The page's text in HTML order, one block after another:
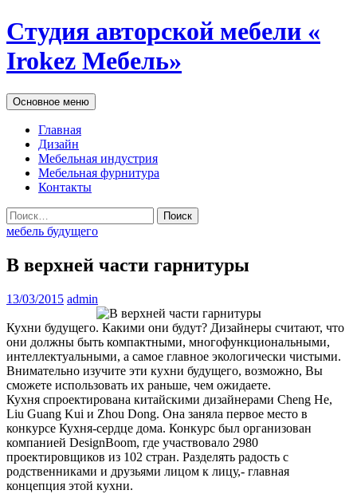
Студия авторской мебели «
Irokez Мебель»
Поиск
Основное меню Перейти
к
Главная
Дизайн
Мебельная индустрия
Мебельная фурнитура
Контакты
Найти:
мебель будущего
В верхней части гарнитуры
13/03/2015 admin
Кухни будущего. Какими они будут? Дизайнеры считают, что
они должны быть компактными, многофункциональными,
интеллектуальными, а самое главное экологически чистыми.
Внимательно изучите эти кухни будущего, возможно, Вы
сможете использовать их раньше, чем ожидаете.
Кухня спроектирована китайскими дизайнерами Cheng He,
Liu Guang Kui и Zhou Dong. Она заняла первое место в
конкурсе Кухня-сердце дома. Конкурс был организован
компанией DesignBoom, где участвовало 2980
проектировщиков из 102 стран. Разделять радость с
родственниками и друзьями лицом к лицу,- главная
концепция этой кухни.